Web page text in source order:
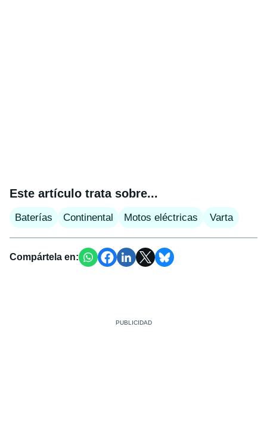
Este artículo trata sobre...
Baterías Continental Motos eléctricas Varta
Compártela en: